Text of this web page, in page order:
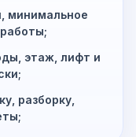
минимальное
этаж, лифт и
разборку,